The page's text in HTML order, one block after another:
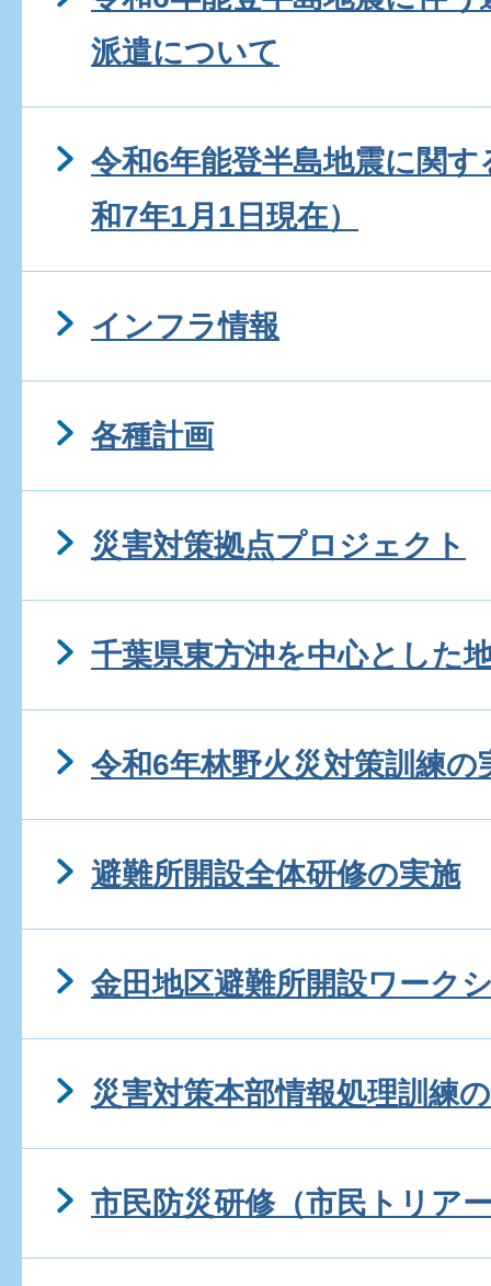
派遣について
令和6年能登半島地震に関
和7年1月1日現在）
インフラ情報
各種計画
災害対策拠点プロジェクト
千葉県東方沖を中心とした
令和6年林野火災対策訓練の
避難所開設全体研修の実施
金田地区避難所開設ワーク
災害対策本部情報処理訓練
市民防災研修（市民トリア